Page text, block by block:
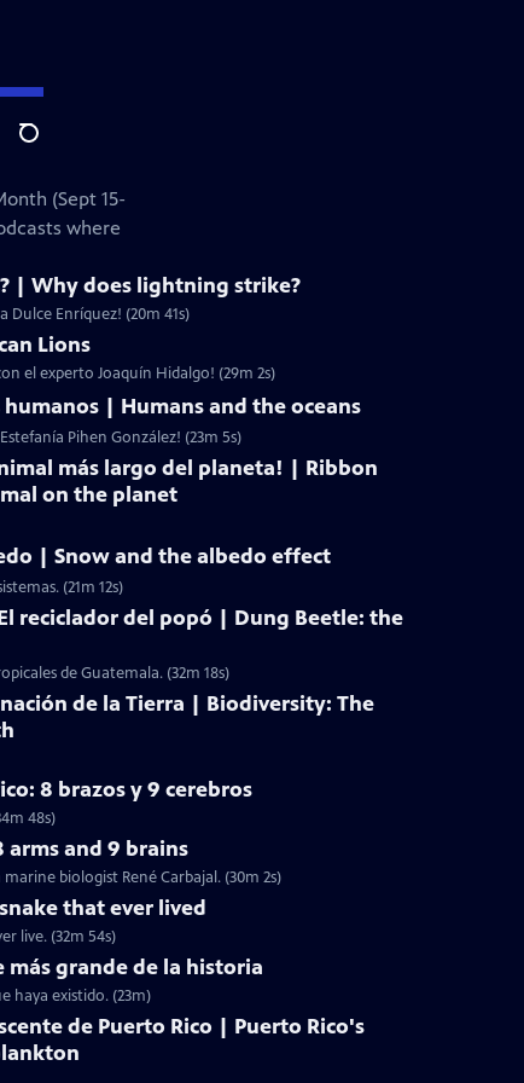
Search
(Sept 15-
where
| Why does lightning strike?
Dulce Enríquez! (20m 41s)
Lions
el experto Joaquín Hidalgo! (29m 2s)
humanos | Humans and the oceans
Pihen González! (23m 5s)
más largo del planeta! | Ribbon
on the planet
| Snow and the albedo effect
(21m 12s)
reciclador del popó | Dung Beetle: the
de Guatemala. (32m 18s)
de la Tierra | Biodiversity: The
8 brazos y 9 cerebros
48s)
arms and 9 brains
biologist René Carbajal. (30m 2s)
that ever lived
live. (32m 54s)
grande de la historia
haya existido. (23m)
de Puerto Rico | Puerto Rico's